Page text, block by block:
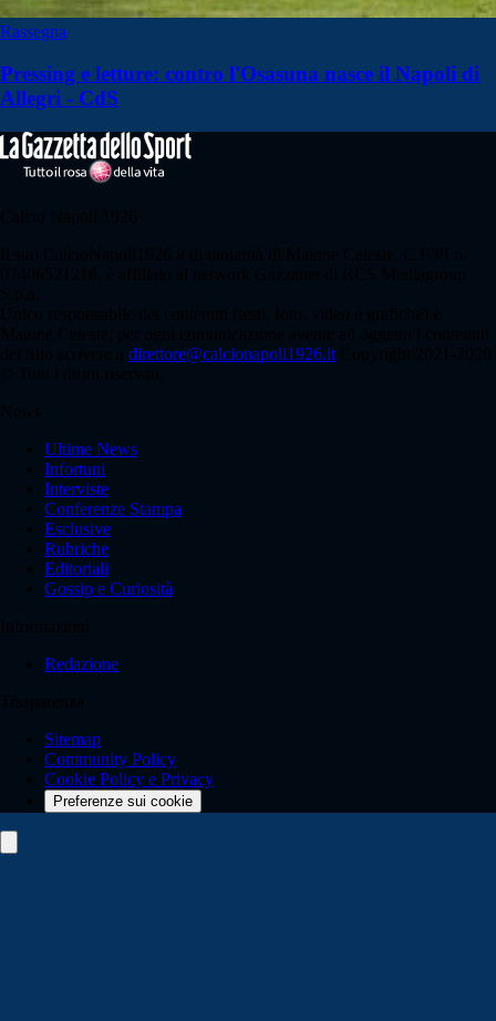
Rassegna
Pressing e letture: contro l'Osasuna nasce il Napoli di
Allegri - CdS
direttore@calcionapoli1926.it
Ultime News
Infortuni
Interviste
Conferenze Stampa
Esclusive
Rubriche
Editoriali
Gossip e Curiosità
Redazione
Sitemap
Community Policy
Cookie Policy e Privacy
Preferenze sui cookie